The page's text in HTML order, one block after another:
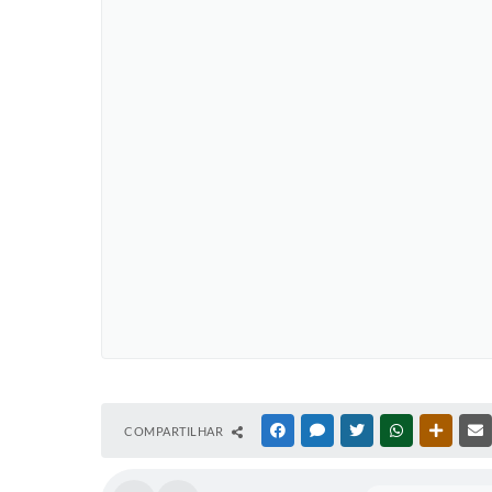
COMPARTILHAR FACEBOOKMESSENGER
TWITTERWHATSAPP